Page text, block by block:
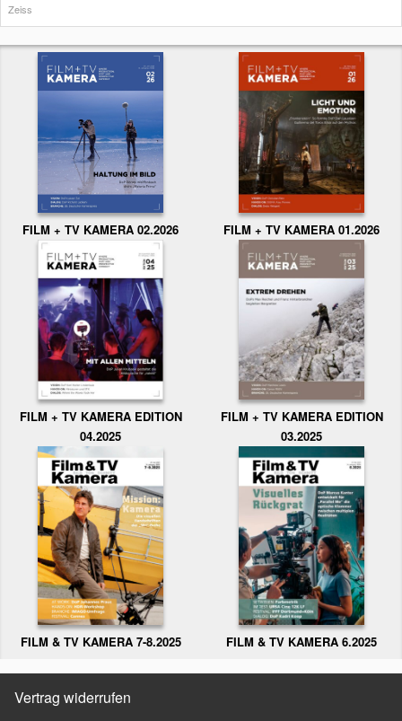
Zeiss
FILM + TV KAMERA 02.2026 FILM + TV KAMERA 01.2026
FILM + TV KAMERA EDITION
04.2025
FILM + TV KAMERA EDITION
03.2025
FILM & TV KAMERA 7-8.2025 FILM & TV KAMERA 6.2025
Vertrag widerrufen